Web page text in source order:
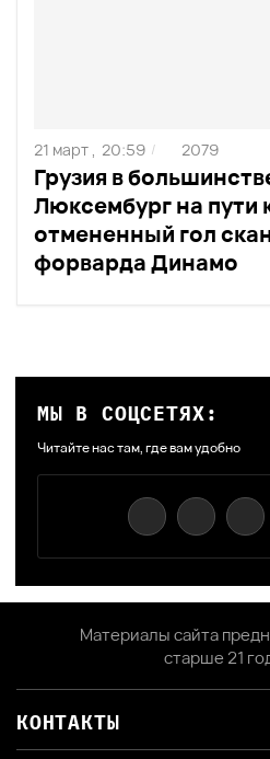
Грузия в
Люксембург на пути
отмененный гол
форварда Динамо
21 март , 20:59 / 2079
МЫ В СОЦСЕТЯХ:
Читайте нас там, где вам удобно
Материалы сайта
старше 21
КОНТАКТЫ